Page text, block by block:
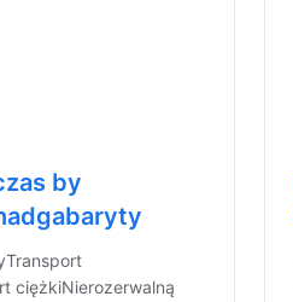
by
ciężkiNierozerwalną